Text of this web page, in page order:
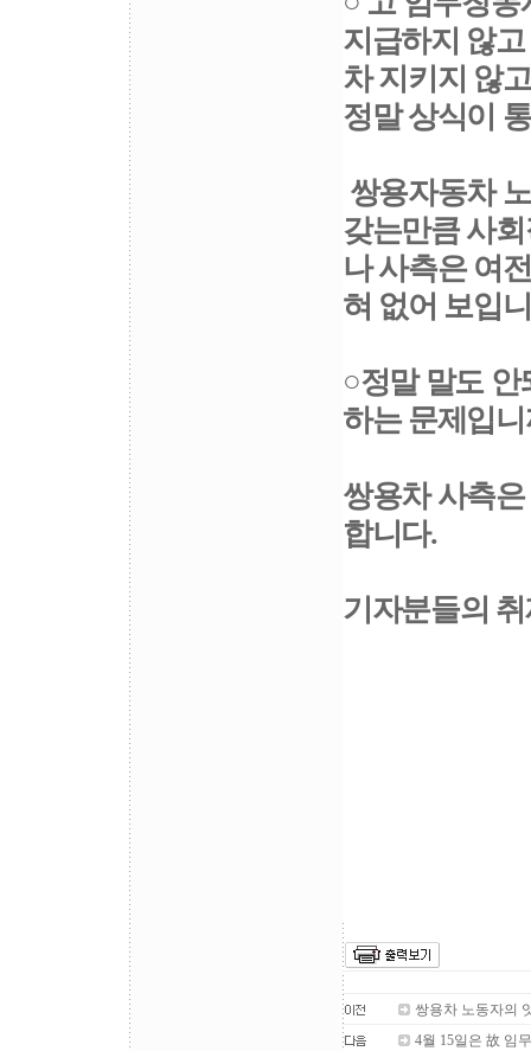
지급하지 않
차 지키지 않
정말 상식이
쌍용자동차
갖는만큼 사
나 사측은 여
혀 없어 보입
○정말 말도 안
하는 문제입
쌍용차 사측
합니다.
기자분들의
쌍용차 노동자의
4월 15일은 故 임